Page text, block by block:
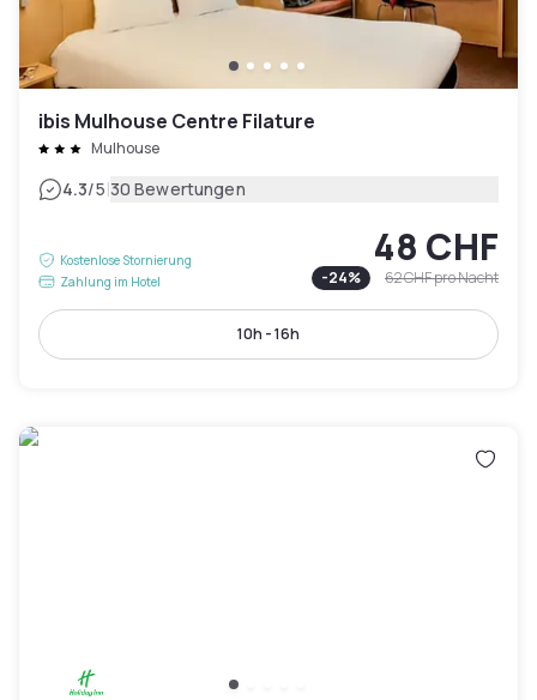
ibis Mulhouse Centre Filature
Mulhouse
4.3/5|30 Bewertungen
Kostenlose Stornierung
Zahlung im Hotel
48 CHF
-24% 62 CHFpro Nacht
10h - 16h